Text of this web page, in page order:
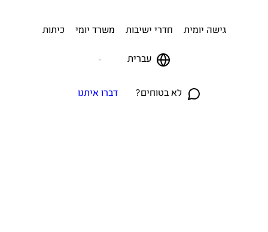
גישה יומית חדרי ישיבות משרד יומי כיתות
עברית
לא בטוחים? דברו איתנו